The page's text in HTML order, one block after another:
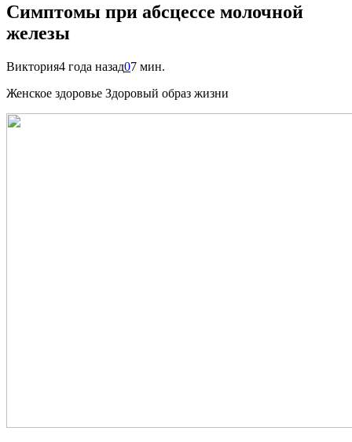
Симптомы при абсцессе молочной
железы
Виктория4 года назад07 мин.
Женское здоровье Здоровый образ жизни